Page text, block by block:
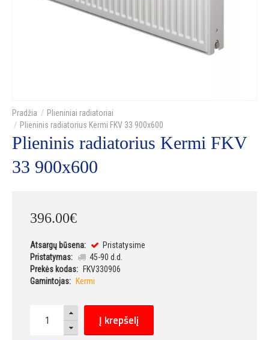
Plieniniai radiatoriai
Plieninis radiatorius Kermi FKV 33 900x600
Plieninis radiatorius Kermi FKV
33 900x600
396.00€
Atsargų būsena:
Pristatysime
Pristatymas:
45-90 d.d.
Prekės kodas:
FKV330906
Gamintojas:
Kermi
Į krepšelį